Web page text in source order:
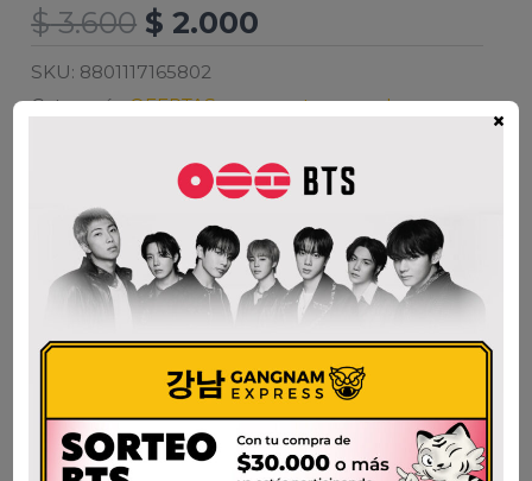
$3.600 El
original
era:
$ 3.600.
$ 2.000
es:
$ 2.000.
SKU: 8801117165802
Categoría:OFERTAS - para entregas solo en
Este producto se encuentra
agotado temporalmente.
¡Estamos trabajando para
×